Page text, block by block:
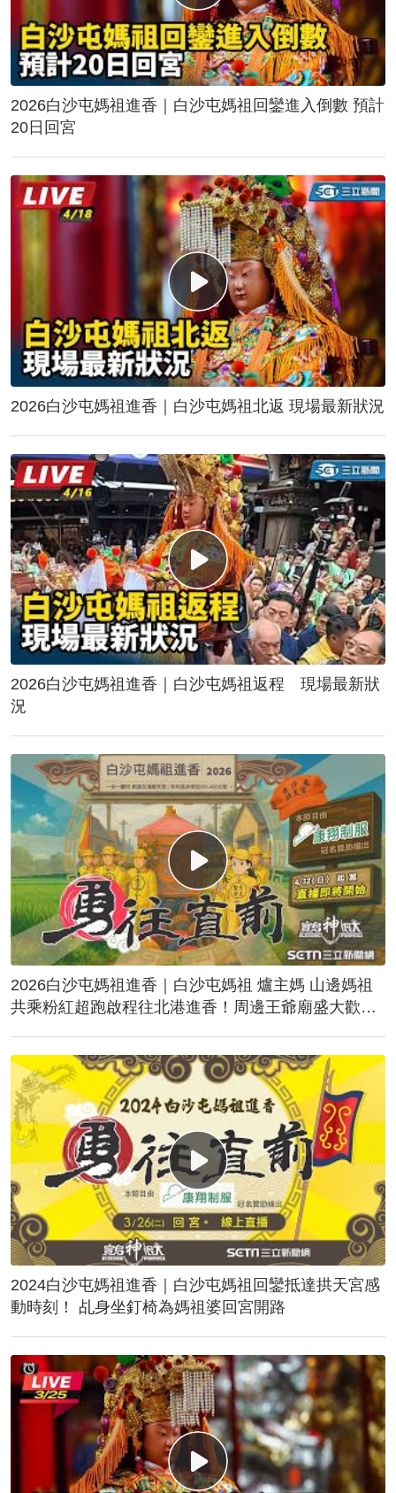
2026白沙屯媽祖進香｜白沙屯媽祖回鑾進入倒數 預計
20日回宮
2026白沙屯媽祖進香｜白沙屯媽祖北返 現場最新狀況
2026白沙屯媽祖進香｜白沙屯媽祖返程 現場最新狀
況
2026白沙屯媽祖進香｜白沙屯媽祖 爐主媽 山邊媽祖
共乘粉紅超跑啟程往北港進香！周邊王爺廟盛大歡
2024白沙屯媽祖進香｜白沙屯媽祖回鑾抵達拱天宮感
動時刻！ 乩身坐釘椅為媽祖婆回宮開路